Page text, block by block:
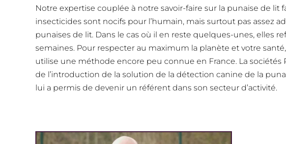
Notre expertise couplée à notre savoir-faire sur la punaise de lit
insecticides sont nocifs pour l’humain, mais surtout pas assez
punaises de lit. Dans le cas où il en reste quelques-unes, elles
semaines. Pour respecter au maximum la planète et votre
utilise une méthode encore peu connue en France. La sociétés
de l’introduction de la solution de la détection canine de la
lui a permis de devenir un référent dans son secteur d’activité.